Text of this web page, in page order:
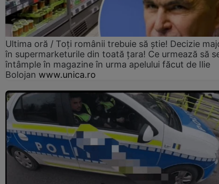
Ultima oră / Toți românii trebuie să știe! Decizie
în supermarketurile din toată țara! Ce urmează să
întâmple în magazine în urma apelului făcut de Ilie
Bolojan www.unica.ro